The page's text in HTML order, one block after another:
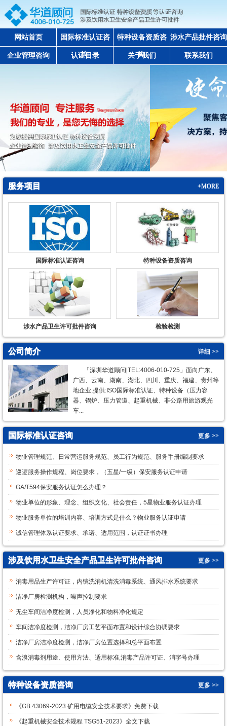
网站首页 国际标准认证咨
询
特种设备资质咨
询
涉水产品批件咨询
企业管理咨询 认证目录 关于我们 联系我们
服务项目 +MORE
国际标准认证咨询 特种设备资质咨询
涉水产品卫生许可批件咨询 检验检测
公司简介 详细 >>
「深圳华道顾问|TEL:4006-010-725」面向广东、
广西、云南、湖南、湖北、四川、重庆、福建、贵州等
地企业,提供:ISO国际标准认证、特种设备（压力容
器、锅炉、压力管道、起重机械、非公路用旅游观光
车...
国际标准认证咨询 更多 >>
物业管理规范、日常营运服务规范、员工行为规范、服务手册编制要求
巡逻服务操作规程、岗位要求，（五星/一级）保安服务认证申请
GA/T594保安服务认证怎么办理？
物业单位的形象、理念、组织文化、社会责任，5星物业服务认证办理
物业服务单位的培训内容、培训方式是什么？物业服务认证申请
诚信管理体系认证要求、承诺、适用范围，认证证书办理
涉及饮用水卫生安全产品卫生许可批件咨询 更多 >>
消毒用品生产许可证，内镜洗消机清洗消毒系统、通风排水系统要求
洁净厂房检测机构，噪声控制要求
无尘车间洁净度检测，人员净化和物料净化规定
车间洁净度检测，洁净厂房工艺平面布置和设计综合协调要求
洁净厂房洁净度检测，洁净厂房位置选择和总平面布置
含溴消毒剂用途、使用方法、适用标准,消毒产品许可证、消字号办理
特种设备资质咨询 更多 >>
《GB 43069-2023 矿用电缆安全技术要求》免费下载
《起重机械安全技术规程 TSG51-2023》全文下载